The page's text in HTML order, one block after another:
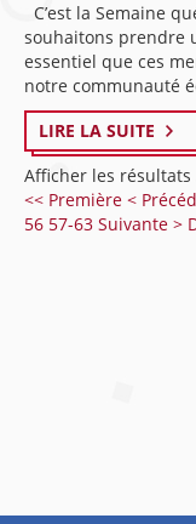
C’est la Semaine
souhaitons prendre
essentiel que ces
notre communauté
LIRE LA SUITE
Afficher les
<< Première <
56 57-63 Suivante >